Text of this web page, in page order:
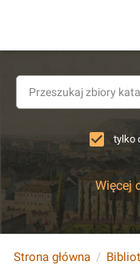
tylko
Więcej
Strona główna